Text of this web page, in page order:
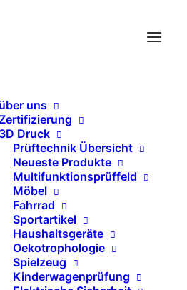
über uns
3D Druck
Prüftechnik Übersicht
Neueste Produkte
Multifunktionsprüffeld
Möbel
Fahrrad
Sportartikel
Haushaltsgeräte
Oekotrophologie
Spielzeug
Kinderwagenprüfung
"Staubsaugerprüfkammer"